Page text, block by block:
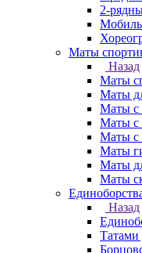
2-
Маты
Назад
Маты
Маты
Маты с
Маты с
Маты с
Маты
Маты
Маты
Назад
Татами